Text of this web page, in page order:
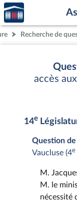
Aller au contenu
Aller en bas de la
Accèder
à la
page
d'accueilRecherche de
accès
14e
Question de
Vaucluse (4e
M.
M. le
nécessité